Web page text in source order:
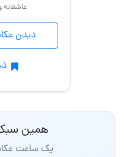
دیدن
همین
یک ساعت